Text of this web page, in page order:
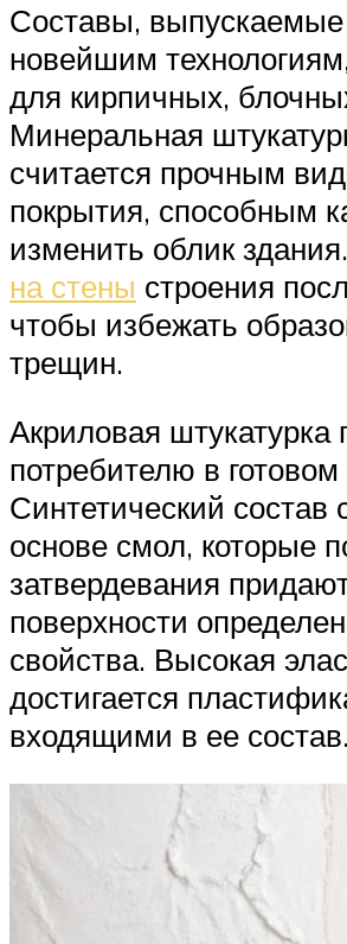
Составы,
новейшим
для кирпичных,
Минеральная
считается прочным
покрытия, способным
изменить облик
на стены строения
чтобы избежать
трещин.
Акриловая штукатурка
потребителю в
Синтетический состав
основе смол, которые
затвердевания
поверхности
свойства. Высокая
достигается
входящими в ее состав.